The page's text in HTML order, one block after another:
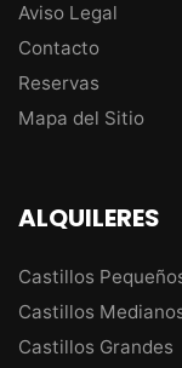
Aviso Legal
Contacto
Reservas
Mapa del Sitio
ALQUILERES
Castillos
Castillos
Castillos Grandes